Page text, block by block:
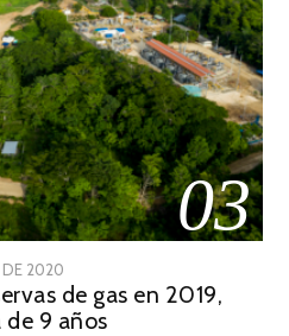
03
DE 2020
DE
JULIO
de gas en 2019,
9 años